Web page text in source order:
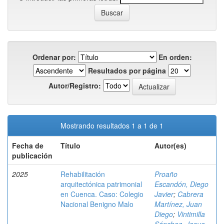
Ordenar por:
En orden:
Resultados por página
Autor/Registro:
Mostrando resultados 1 a 1 de 1
Fecha de
publicación
Título Autor(es)
2025
Rehabilitación
arquitectónica patrimonial
en Cuenca. Caso: Colegio
Nacional Benigno Malo
Proaño
Escandón, Diego
Javier; Cabrera
Martínez, Juan
Diego; Vintimilla